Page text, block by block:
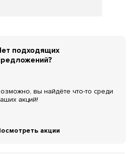
подходящих
вы найдёте что-то среди
акций!
акции